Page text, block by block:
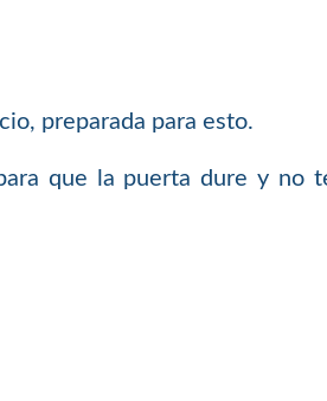
preparada para esto.
que la puerta dure y no